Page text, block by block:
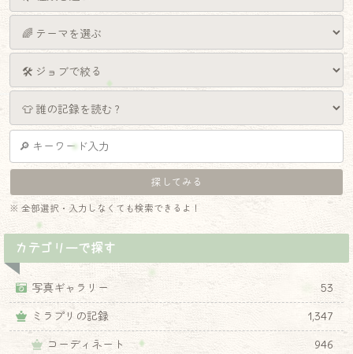
※ 全部選択・入力しなくても検索できるよ！
カテゴリーで探す
写真ギャラリー
53
ミラプリの記録
1,347
コーディネート
946